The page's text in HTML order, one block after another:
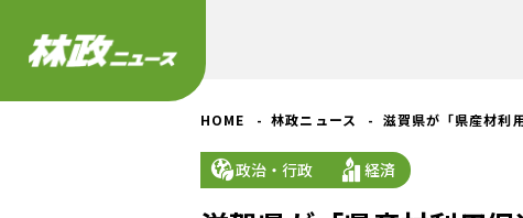
HOME 林政ニュース 滋賀県が「県産材利
政治・行政 経済